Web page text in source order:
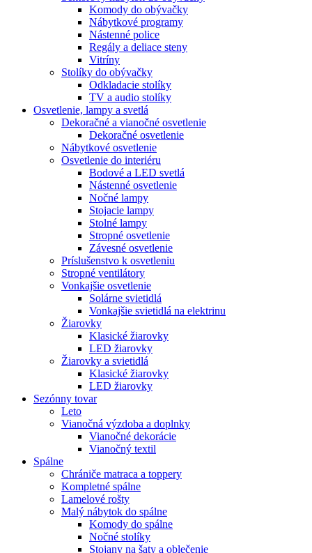
Komody do obývačky
Nábytkové programy
Nástenné police
Regály a deliace steny
Vitríny
Stolíky do obývačky
Odkladacie stolíky
TV a audio stolíky
Osvetlenie, lampy a svetlá
Dekoračné a vianočné osvetlenie
Dekoračné osvetlenie
Nábytkové osvetlenie
Osvetlenie do interiéru
Bodové a LED svetlá
Nástenné osvetlenie
Nočné lampy
Stojacie lampy
Stolné lampy
Stropné osvetlenie
Závesné osvetlenie
Príslušenstvo k osvetleniu
Stropné ventilátory
Vonkajšie osvetlenie
Solárne svietidlá
Vonkajšie svietidlá na elektrinu
Žiarovky
Klasické žiarovky
LED žiarovky
Žiarovky a svietidlá
Klasické žiarovky
LED žiarovky
Sezónny tovar
Leto
Vianočná výzdoba a doplnky
Vianočné dekorácie
Vianočný textil
Spálne
Chrániče matraca a toppery
Kompletné spálne
Lamelové rošty
Malý nábytok do spálne
Komody do spálne
Nočné stolíky
Stojany na šaty a oblečenie